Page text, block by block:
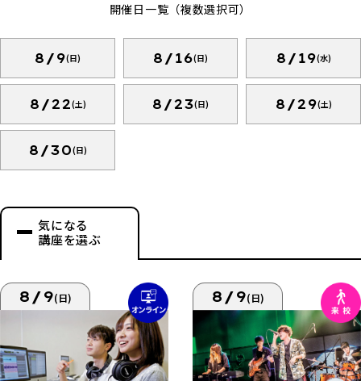
開催日一覧（複数選択可）
8/9(日) 8/16(日) 8/19(水)
8/22(土) 8/23(日) 8/29(土)
8/30(日)
気になる
講座を選ぶ
8/9(日) 8/9(日)